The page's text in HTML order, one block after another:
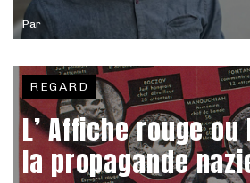
Par
REGARD
L’ Affiche rouge ou
la propagande